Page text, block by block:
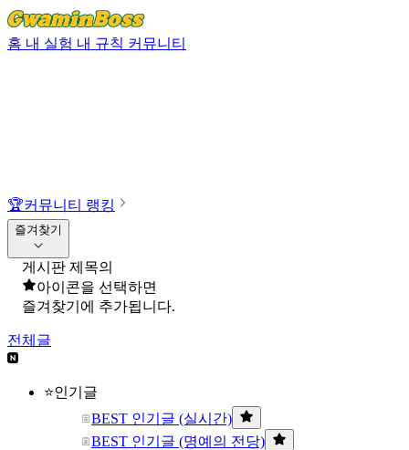
홈 내 실험 내 규칙 커뮤니티
🏆커뮤니티 랭킹
즐겨찾기
게시판 제목의
아이콘을 선택하면
즐겨찾기에 추가됩니다.
전체글
⭐인기글
BEST 인기글 (실시간)
BEST 인기글 (명예의 전당)